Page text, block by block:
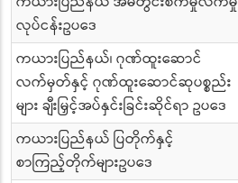
လုပ်ငန်းဥပဒေ
ကယားပြည်နယ်၊ ဂုဏ်ထူးဆောင်
လက်မှတ်နှင့် ဂုဏ်ထူးဆောင်ဆုပစ္စည်း
များ ချီးမြှင့်အပ်နှင်းခြင်းဆိုင်ရာ ဥပဒေ
ကယားပြည်နယ် ပြတိုက်နှင့်
စာကြည့်တိုက်များဥပဒေ